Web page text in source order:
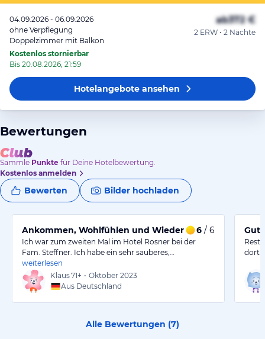
04.09.2026 - 06.09.2026
ohne Verpflegung
Doppelzimmer mit Balkon
Kostenlos stornierbar
Bis 20.08.2026, 21:59
ab372 €
2 ERW • 2 Nächte
Hotelangeboteansehen
Bewertungen
Sammle Punkte für Deine Hotelbewertung.
Kostenlos anmelden
Bewerten Bilder hochladen
Ankommen, Wohlfühlen und Wiederkommen
6 / 6
Ich war zum zweiten Mal im Hotel Rosner bei der
Fam. Steffner. Ich habe ein sehr sauberes,…
weiterlesen
Klaus71+ • Oktober 2023
Aus Deutschland
dort
Alle Bewertungen (7)